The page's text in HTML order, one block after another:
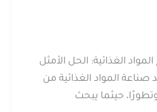
الغذائية: الحل الأمثل
صناعة المواد الغذائية من
حيثما يبحث